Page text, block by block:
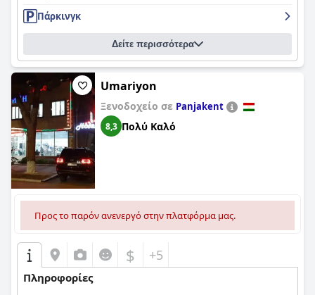
Πάρκινγκ
Δείτε περισσότερα
Umariyon
Ξενοδοχείο σε Panjakent
8,3 Πολύ Καλό
Προς το παρόν ανενεργό στην πλατφόρμα μας.
$ +5
Πληροφορίες